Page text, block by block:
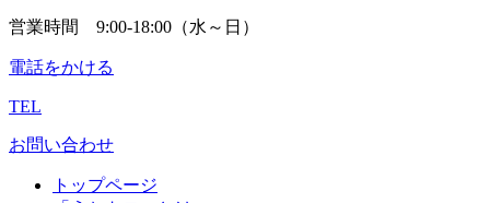
営業時間 9:00-18:00（水～日）
電話をかける
TEL
お問い合わせ
トップページ